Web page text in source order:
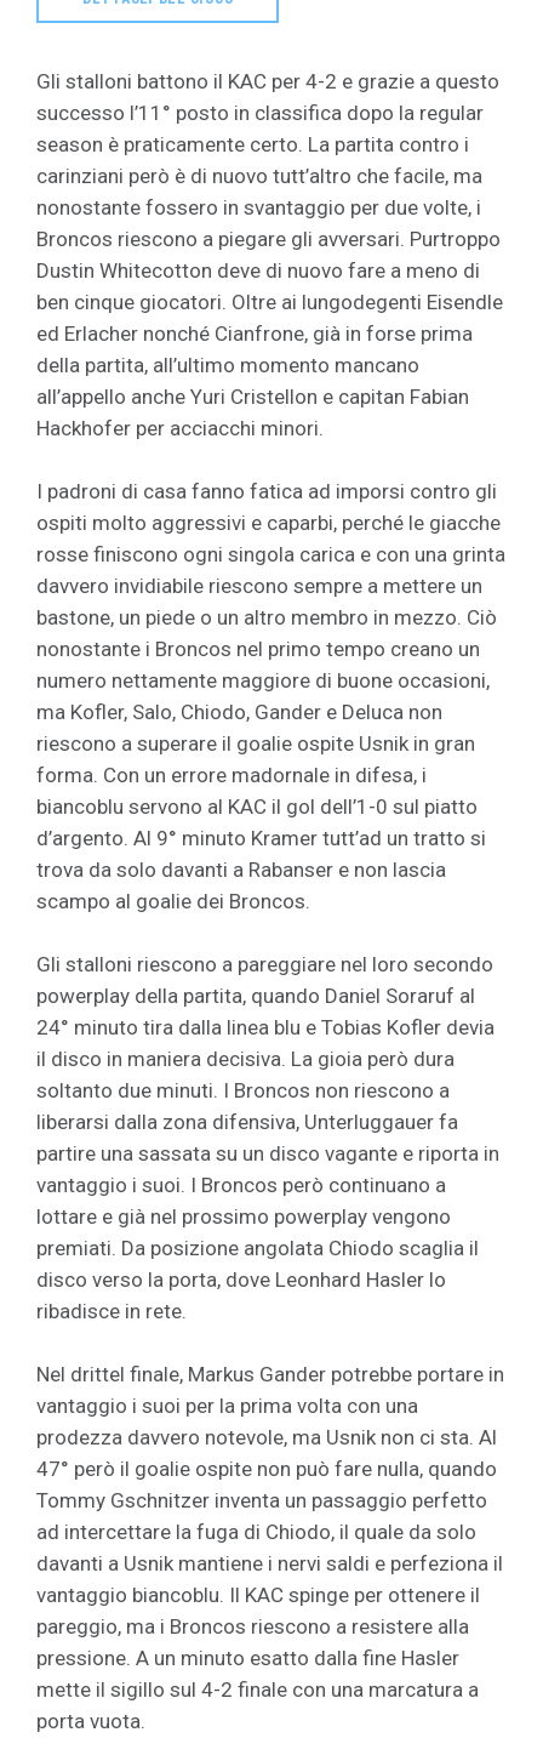
Gli stalloni battono il KAC per 4-2 e grazie a questo
successo l’11° posto in classifica dopo la regular
season è praticamente certo. La partita contro i
carinziani però è di nuovo tutt’altro che facile, ma
nonostante fossero in svantaggio per due volte, i
Broncos riescono a piegare gli avversari. Purtroppo
Dustin Whitecotton deve di nuovo fare a meno di
ben cinque giocatori. Oltre ai lungodegenti Eisendle
ed Erlacher nonché Cianfrone, già in forse prima
della partita, all’ultimo momento mancano
all’appello anche Yuri Cristellon e capitan Fabian
Hackhofer per acciacchi minori.
I padroni di casa fanno fatica ad imporsi contro gli
ospiti molto aggressivi e caparbi, perché le giacche
rosse finiscono ogni singola carica e con una grinta
davvero invidiabile riescono sempre a mettere un
bastone, un piede o un altro membro in mezzo. Ciò
nonostante i Broncos nel primo tempo creano un
numero nettamente maggiore di buone occasioni,
ma Kofler, Salo, Chiodo, Gander e Deluca non
riescono a superare il goalie ospite Usnik in gran
forma. Con un errore madornale in difesa, i
biancoblu servono al KAC il gol dell’1-0 sul piatto
d’argento. Al 9° minuto Kramer tutt’ad un tratto si
trova da solo davanti a Rabanser e non lascia
scampo al goalie dei Broncos.
Gli stalloni riescono a pareggiare nel loro secondo
powerplay della partita, quando Daniel Soraruf al
24° minuto tira dalla linea blu e Tobias Kofler devia
il disco in maniera decisiva. La gioia però dura
soltanto due minuti. I Broncos non riescono a
liberarsi dalla zona difensiva, Unterluggauer fa
partire una sassata su un disco vagante e riporta in
vantaggio i suoi. I Broncos però continuano a
lottare e già nel prossimo powerplay vengono
premiati. Da posizione angolata Chiodo scaglia il
disco verso la porta, dove Leonhard Hasler lo
ribadisce in rete.
Nel drittel finale, Markus Gander potrebbe portare in
vantaggio i suoi per la prima volta con una
prodezza davvero notevole, ma Usnik non ci sta. Al
47° però il goalie ospite non può fare nulla, quando
Tommy Gschnitzer inventa un passaggio perfetto
ad intercettare la fuga di Chiodo, il quale da solo
davanti a Usnik mantiene i nervi saldi e perfeziona il
vantaggio biancoblu. Il KAC spinge per ottenere il
pareggio, ma i Broncos riescono a resistere alla
pressione. A un minuto esatto dalla fine Hasler
mette il sigillo sul 4-2 finale con una marcatura a
porta vuota.